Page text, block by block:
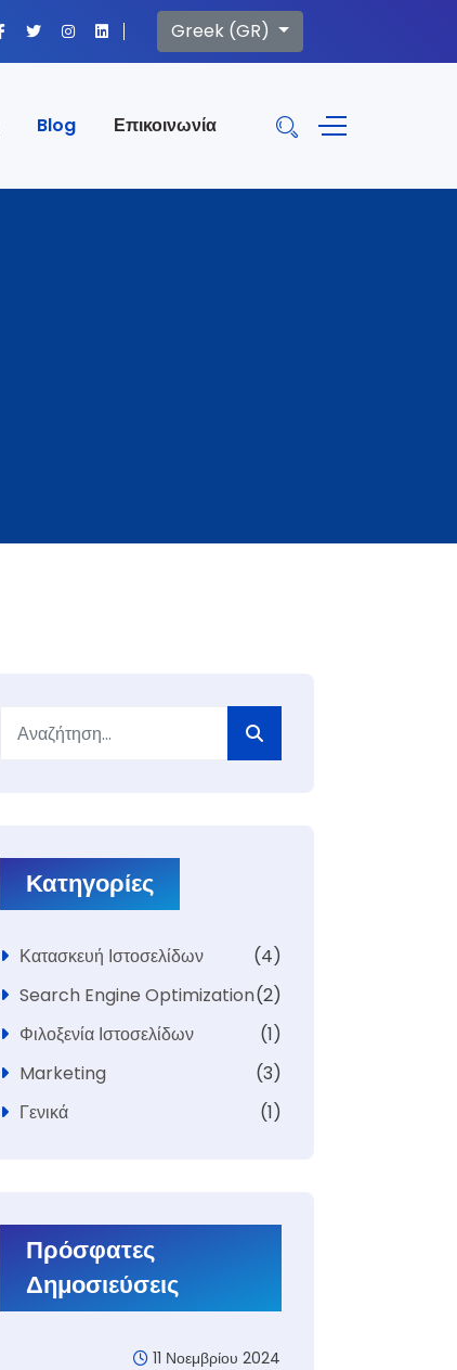
Επιλέξτε τη γλώσσα σας
Greek (GR)
Blog Επικοινωνία
Κατηγορίες
Κατασκευή Ιστοσελίδων
(4)
Search Engine Optimization(2)
Φιλοξενία Ιστοσελίδων
(1)
Marketing
(3)
Γενικά
(1)
Πρόσφατες
Δημοσιεύσεις
11 Νοεμβρίου 2024